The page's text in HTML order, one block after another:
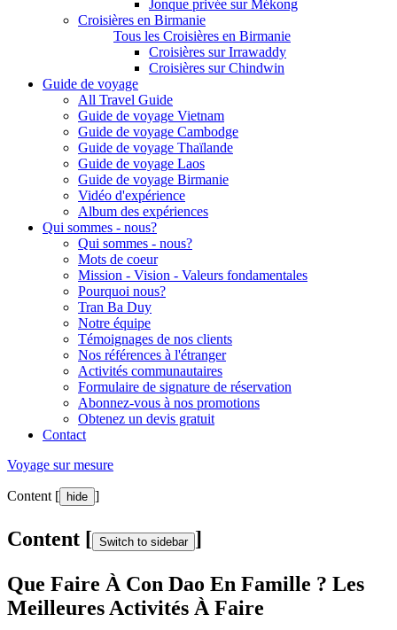
Jonque privée sur Mékong
Croisières en Birmanie
Tous les Croisières en Birmanie
Croisières sur Irrawaddy
Croisières sur Chindwin
Guide de voyage
All Travel Guide
Guide de voyage Vietnam
Guide de voyage Cambodge
Guide de voyage Thaïlande
Guide de voyage Laos
Guide de voyage Birmanie
Vidéo d'expérience
Album des expériences
Qui sommes - nous?
Qui sommes - nous?
Mots de coeur
Mission - Vision - Valeurs fondamentales
Pourquoi nous?
Tran Ba Duy
Notre équipe
Témoignages de nos clients
Nos références à l'étranger
Activités communautaires
Formulaire de signature de réservation
Abonnez-vous à nos promotions
Obtenez un devis gratuit
Contact
Voyage sur mesure
Content [ hide ]
Content [ Switch to sidebar ]
Que Faire À Con Dao En Famille ? Les
Meilleures Activités À Faire